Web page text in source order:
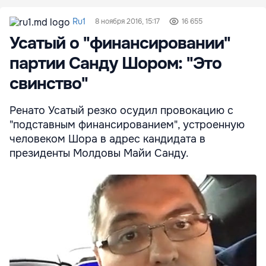
Ru1 8 ноября 2016, 15:17 16 655
Усатый о "финансировании"
партии Санду Шором: "Это
свинство"
Ренато Усатый резко осудил провокацию с
"подставным финансированием", устроенную
человеком Шора в адрес кандидата в
президенты Молдовы Майи Санду.